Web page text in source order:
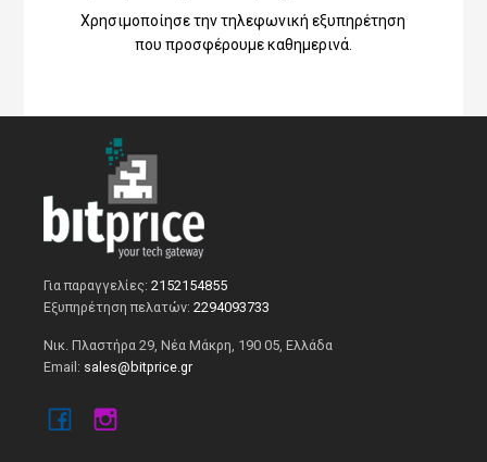
Χρησιμοποίησε την τηλεφωνική εξυπηρέτηση
που προσφέρουμε καθημερινά.
Για παραγγελίες:2152154855
Εξυπηρέτηση πελατών:2294093733
Νικ. Πλαστήρα 29, Νέα Μάκρη, 190 05, Ελλάδα
Email: sales@bitprice.gr